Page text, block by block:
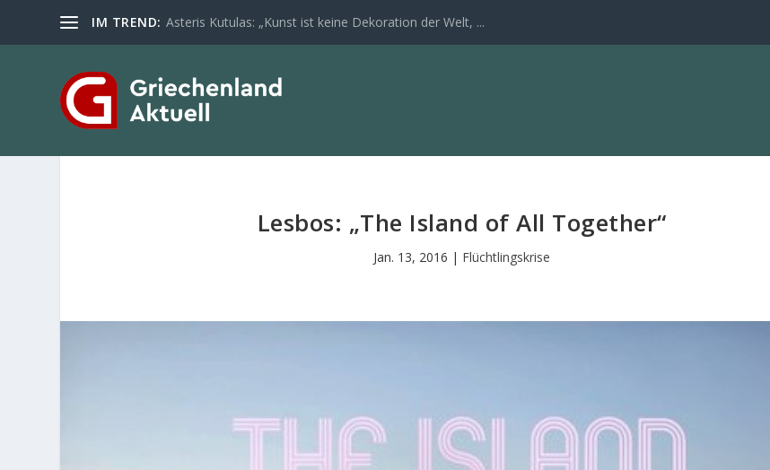
IM TREND: Asteris Kutulas: „Kunst ist keine Dekoration der Welt, ...
Lesbos: „The Island of All Together“
Jan. 13, 2016 | Flüchtlingskrise